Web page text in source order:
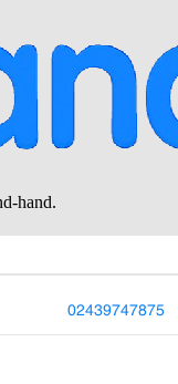
02439747875